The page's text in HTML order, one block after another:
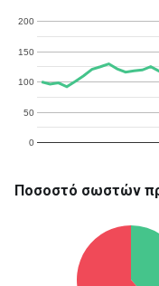
0
50
100
150
200
Ποσοστό σωστών